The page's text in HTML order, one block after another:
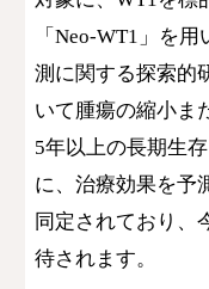
「Neo-WT1」を
測に関する探索的
いて腫瘍の縮小ま
5年以上の長期生
に、治療効果を予
同定されており、
待されます。